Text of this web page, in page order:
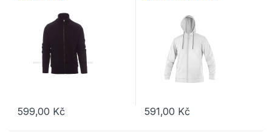
599,00 Kč
Tento produkt má více variant. Možnosti lze vybrat na stránce
591,00 Kč
Tento produkt má více variant.